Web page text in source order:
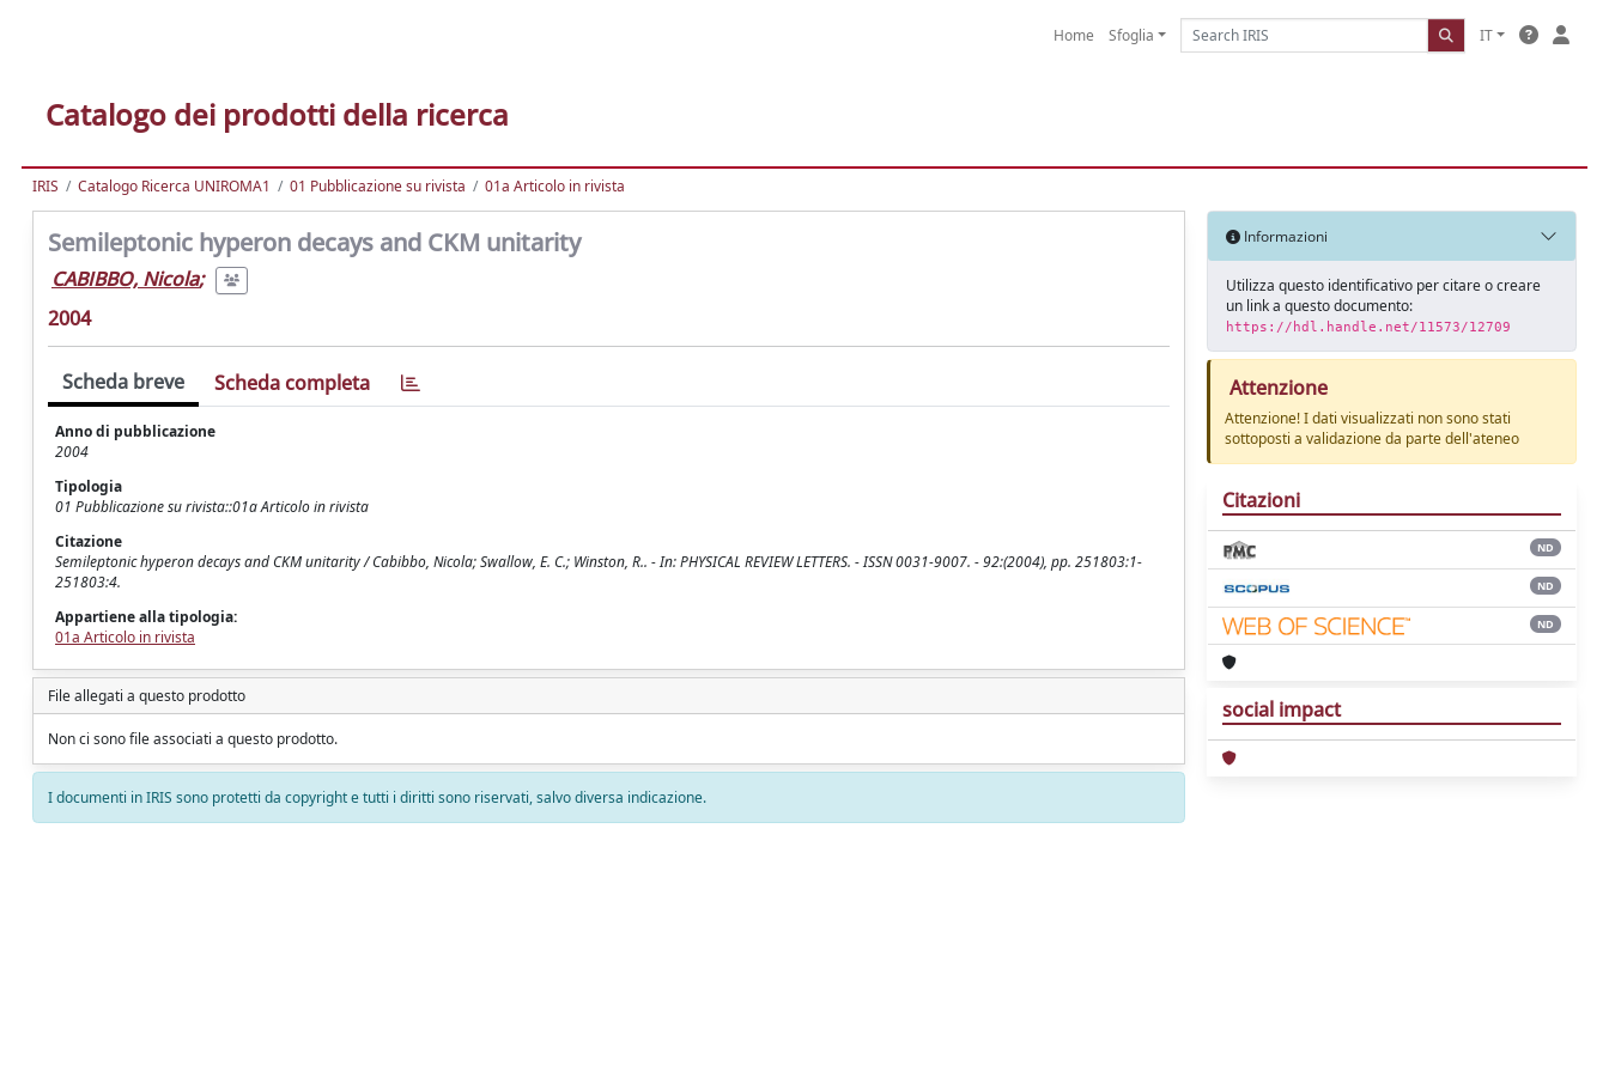
Home Sfoglia IT
Catalogo dei prodotti della ricerca
IRIS Catalogo Ricerca UNIROMA1 01 Pubblicazione su rivista 01a Articolo in rivista
Semileptonic hyperon decays and CKM unitarity
CABIBBO, Nicola;
2004
Scheda breve Scheda completa
Anno di pubblicazione
2004
Tipologia
01 Pubblicazione su rivista::01a Articolo in rivista
Citazione
Semileptonic hyperon decays and CKM unitarity / Cabibbo, Nicola; Swallow, E. C.; Winston, R.. - In: PHYSICAL REVIEW LETTERS. - ISSN 0031-9007. - 92:(2004), pp. 251803:1-
251803:4.
Appartiene alla tipologia:
01a Articolo in rivista
File allegati a questo prodotto
Non ci sono file associati a questo prodotto.
I documenti in IRIS sono protetti da copyright e tutti i diritti sono riservati, salvo diversa indicazione.
Informazioni
Utilizza questo identificativo per citare o creare
un link a questo documento:
https://hdl.handle.net/11573/12709
Attenzione
Attenzione! I dati visualizzati non sono stati
sottoposti a validazione da parte dell'ateneo
Citazioni
ND
ND
ND
social impact